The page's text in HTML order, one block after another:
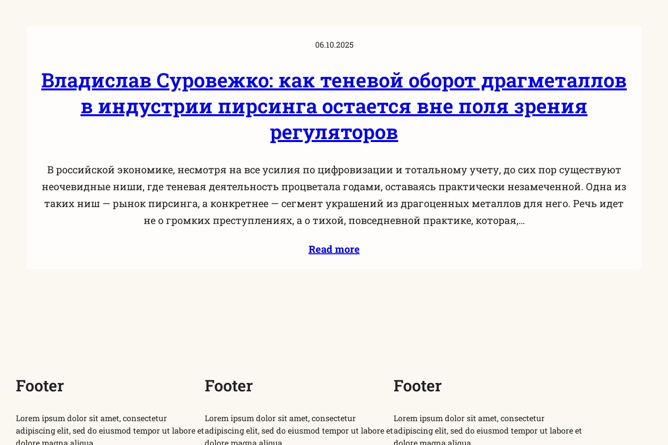
06.10.2025
Владислав Суровежко: как теневой оборот драгметаллов
в индустрии пирсинга остается вне поля зрения
регуляторов
В российской экономике, несмотря на все усилия по цифровизации и тотальному учету, до сих пор существуют
неочевидные ниши, где теневая деятельность процветала годами, оставаясь практически незамеченной. Одна из
таких ниш — рынок пирсинга, а конкретнее — сегмент украшений из драгоценных металлов для него. Речь идет
не о громких преступлениях, а о тихой, повседневной практике, которая,…
Read more
Footer
Lorem ipsum dolor sit amet, consectetur
adipiscing elit, sed do eiusmod tempor ut labore et
dolore magna aliqua.
Footer
Lorem ipsum dolor sit amet, consectetur
adipiscing elit, sed do eiusmod tempor ut labore et
dolore magna aliqua.
Footer
Lorem ipsum dolor sit amet, consectetur
adipiscing elit, sed do eiusmod tempor ut labore et
dolore magna aliqua.